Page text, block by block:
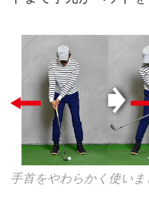
手首をやわらかく使いま